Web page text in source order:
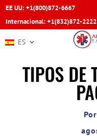
EE UU: +1(800)872-6667
Internacional: +1(832)872-2222
ES
TIPOS DE